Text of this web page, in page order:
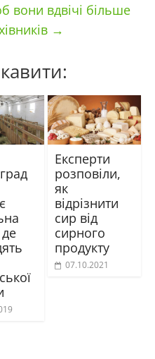
вони вдвічі більше
→
Експерти
розповіли,
як
відрізнити
сир від
сирного
продукту
07.10.2021